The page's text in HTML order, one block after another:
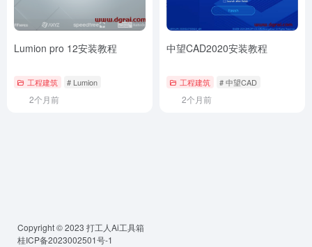
Lumion pro 12安装教程
工程建筑 # Lumion
2个月前
中望CAD2020安装教程
工程建筑 # 中望CAD
2个月前
Copyright © 2023 打工人Ai工具箱
桂ICP备2023002501号-1